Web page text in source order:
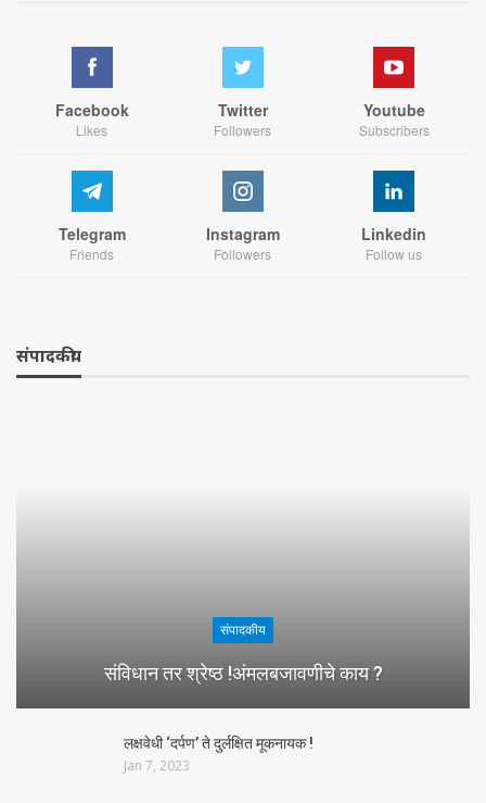
Facebook
Likes
Twitter
Followers
Youtube
Subscribers
Telegram
Friends
Instagram
Followers
Linkedin
Follow us
संपादकीय
संपादकीय
संविधान तर श्रेष्ठ !अंमलबजावणीचे काय ?
लक्षवेधी ‘दर्पण’ ते दुर्लक्षित मूकनायक !
Jan 7, 2023